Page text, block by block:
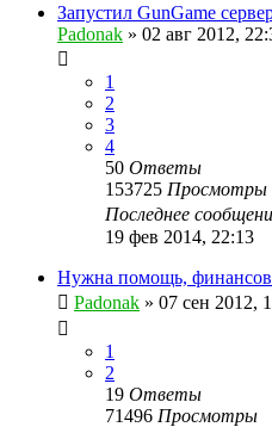
Запустил GunGame
Padonak » 02 авг 2012,
1
2
3
4
50 Ответы
153725 Просмотры
Последнее
19 фев 2014, 22:13
Нужна помощь,
Padonak » 07 сен 2012,
1
2
19 Ответы
71496 Просмотры